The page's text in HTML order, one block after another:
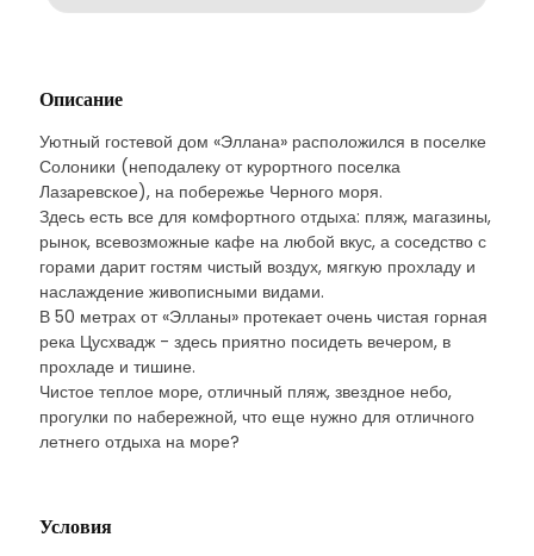
Описание
Уютный гостевой дом «Эллана» расположился в поселке
Солоники (неподалеку от курортного поселка
Лазаревское), на побережье Черного моря.
Здесь есть все для комфортного отдыха: пляж, магазины,
рынок, всевозможные кафе на любой вкус, а соседство с
горами дарит гостям чистый воздух, мягкую прохладу и
наслаждение живописными видами.
В 50 метрах от «Элланы» протекает очень чистая горная
река Цусхвадж - здесь приятно посидеть вечером, в
прохладе и тишине.
Чистое теплое море, отличный пляж, звездное небо,
прогулки по набережной, что еще нужно для отличного
летнего отдыха на море?
Условия